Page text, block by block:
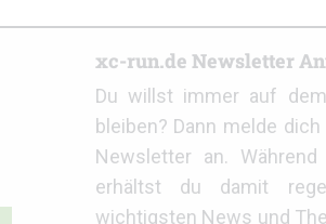
xc-run.de Newsletter
Du willst immer auf
bleiben? Dann melde
Newsletter an.
erhältst du damit
wichtigsten News und